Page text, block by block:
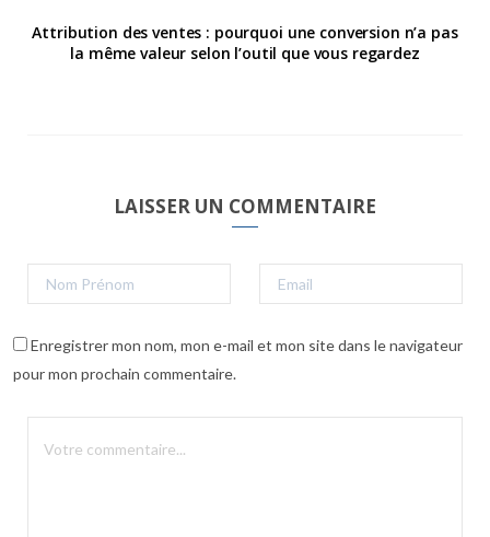
Attribution des ventes : pourquoi une conversion n’a pas
la même valeur selon l’outil que vous regardez
LAISSER UN COMMENTAIRE
Enregistrer mon nom, mon e-mail et mon site dans le navigateur
pour mon prochain commentaire.